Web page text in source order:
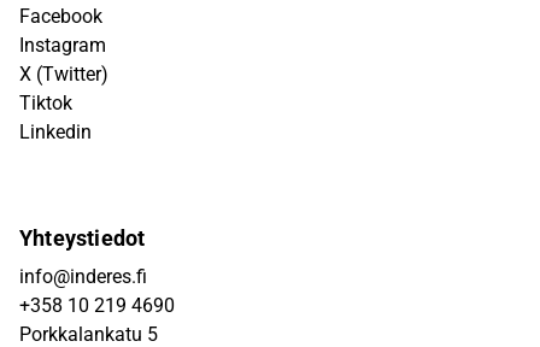
Facebook
Instagram
X (Twitter)
Tiktok
Linkedin
Yhteystiedot
info@inderes.fi
+358 10 219 4690
Porkkalankatu 5